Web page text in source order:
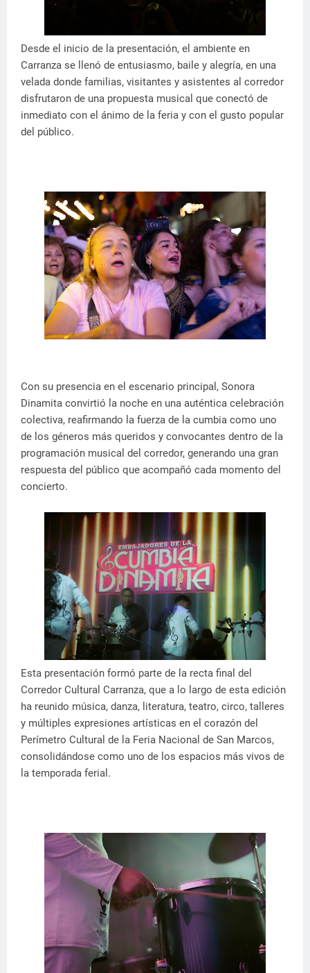
Desde el inicio de la presentación, el ambiente en
Carranza se llenó de entusiasmo, baile y alegría, en una
velada donde familias, visitantes y asistentes al corredor
disfrutaron de una propuesta musical que conectó de
inmediato con el ánimo de la feria y con el gusto popular
del público.
Con su presencia en el escenario principal, Sonora
Dinamita convirtió la noche en una auténtica celebración
colectiva, reafirmando la fuerza de la cumbia como uno
de los géneros más queridos y convocantes dentro de la
programación musical del corredor, generando una gran
respuesta del público que acompañó cada momento del
concierto.
Esta presentación formó parte de la recta final del
Corredor Cultural Carranza, que a lo largo de esta edición
ha reunido música, danza, literatura, teatro, circo, talleres
y múltiples expresiones artísticas en el corazón del
Perímetro Cultural de la Feria Nacional de San Marcos,
consolidándose como uno de los espacios más vivos de
la temporada ferial.